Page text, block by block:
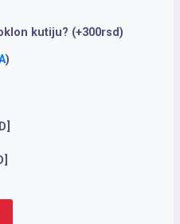
kutiju? (+300rsd)
)